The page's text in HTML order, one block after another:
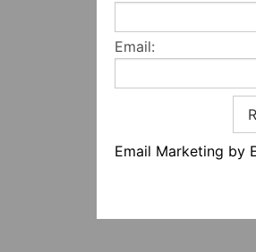
Email:
Email Marketing by
REDES
Termos e